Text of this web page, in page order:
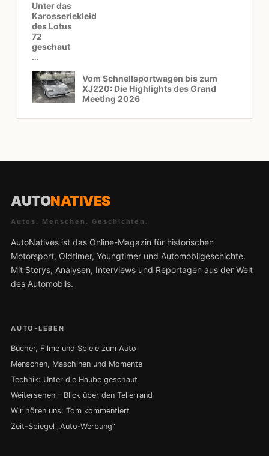
Unter das
Karosseriekleid
des Lotus
72
geschaut
…
Vom Schnellsportwagen bis zum
XJ220: Die Highlights des Grand
Meeting 2026
AUTONATIVES
Autos. Menschen. Geschichten.
AutoNatives ist das Online-Magazin für historischen
Motorsport, Oldtimer, Youngtimer und Automobilgeschichte.
Mit Storys, Analysen, Interviews und Reportagen aus der Welt
des Automobils.
AUTO-LEBEN
Bücher, Filme und Spiele zum Auto
Menschen, Maschinen und Momente
Technik: Unter die Haube geschaut
Weitersehen – Blick über den Tellerrand
Wir hören uns: Tom kommentiert
Zeit-Spiegel „Auto-Werbung“